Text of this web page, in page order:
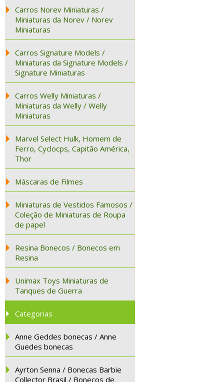
Carros Norev Miniaturas /
Miniaturas da Norev / Norev
Miniaturas
Carros Signature Models /
Miniaturas da Signature Models /
Signature Miniaturas
Carros Welly Miniaturas /
Miniaturas da Welly / Welly
Miniaturas
Marvel Select Hulk, Homem de
Ferro, Cyclocps, Capitão América,
Thor
Máscaras de Filmes
Miniaturas de Vestidos Famosos /
Coleção de Miniaturas de Roupa
de papel
Resina Bonecos / Bonecos em
Resina
Unimax Toys Miniaturas de
Tanques de Guerra
Categorias
Anne Geddes bonecas / Anne
Guedes bonecas
Ayrton Senna / Bonecas Barbie
Collector Brasil / Bonecos de